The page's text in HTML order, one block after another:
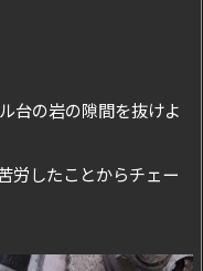
台の岩の隙間を抜けよ
労したことからチェー